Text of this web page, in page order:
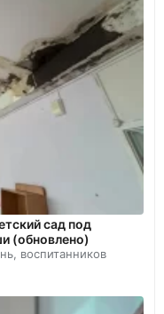
сад под
(обновлено)
воспитанников